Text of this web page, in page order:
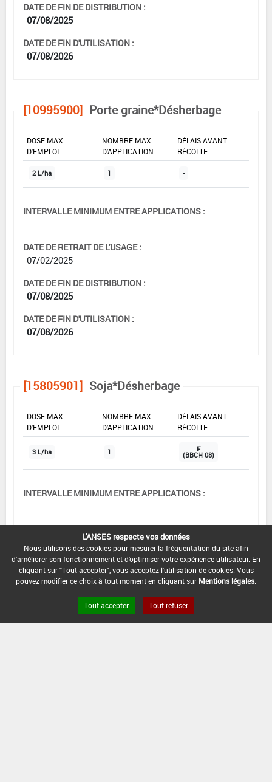
DATE DE FIN DE DISTRIBUTION :
07/08/2025
DATE DE FIN D'UTILISATION :
07/08/2026
[10995900] Porte graine*Désherbage
DOSE MAX
D'EMPLOI
NOMBRE MAX
D'APPLICATION
DÉLAIS AVANT
RÉCOLTE
2 L/ha 1 -
INTERVALLE MINIMUM ENTRE APPLICATIONS :
-
DATE DE RETRAIT DE L'USAGE :
07/02/2025
DATE DE FIN DE DISTRIBUTION :
07/08/2025
DATE DE FIN D'UTILISATION :
07/08/2026
[15805901] Soja*Désherbage
DOSE MAX
D'EMPLOI
NOMBRE MAX
D'APPLICATION
DÉLAIS AVANT
RÉCOLTE
3 L/ha 1 F
(BBCH 08)
INTERVALLE MINIMUM ENTRE APPLICATIONS :
-
DATE DE RETRAIT DE L'USAGE :
DATE DE FIN DE DISTRIBUTION :
07/08/2025
DATE DE FIN D'UTILISATION :
L'ANSES respecte vos données
Nous utilisons des cookies pour mesurer la fréquentation du site afin
d'améliorer son fonctionnement et d'optimiser votre expérience utilisateur. En
cliquant sur "Tout accepter", vous acceptez l'utilisation de cookies. Vous
pouvez modifier ce choix à tout moment en cliquant sur Mentions légales
Tout accepter Tout refuser